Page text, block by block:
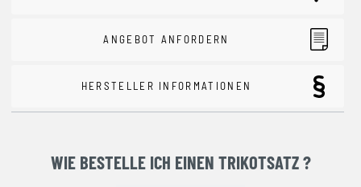
ANGEBOT ANFORDERN
HERSTELLER INFORMATIONEN
WIE BESTELLE ICH EINEN TRIKOTSATZ ?